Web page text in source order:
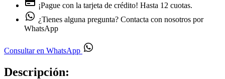
¡Pague con la tarjeta de crédito! Hasta 12 cuotas.
¿Tienes alguna pregunta? Contacta con nosotros por
WhatsApp
Consultar en WhatsApp
Descripción: